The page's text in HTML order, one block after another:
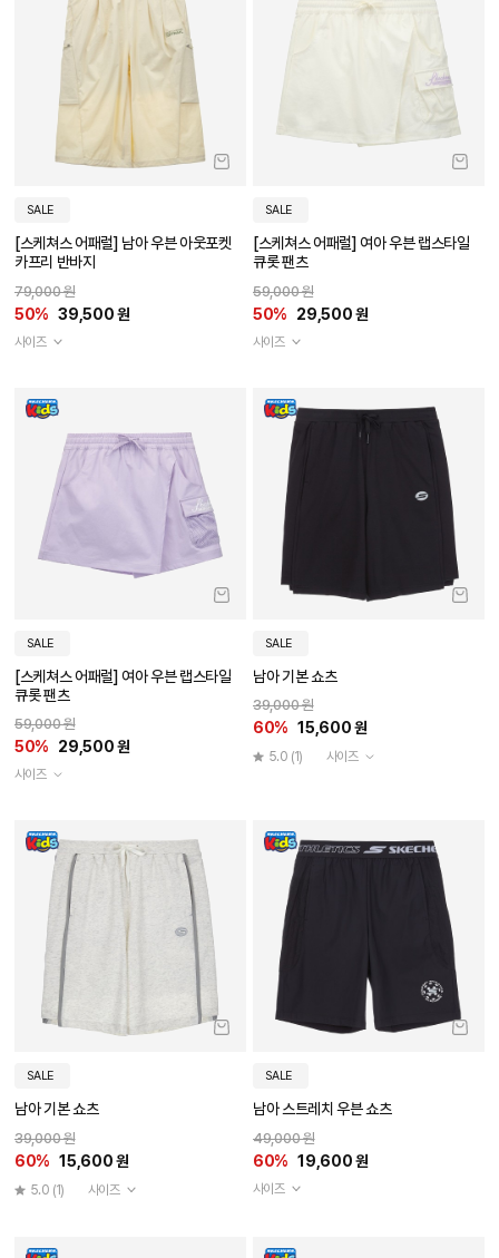
SALE
[스케쳐스 어패럴] 남아 우븐 아웃포켓
카프리 반바지
79,000 원
50% 39,500 원
사이즈
SALE
[스케쳐스 어패럴] 여아 우븐 랩스타일
큐롯 팬츠
59,000 원
50% 29,500 원
사이즈
SALE
[스케쳐스 어패럴] 여아 우븐 랩스타일
큐롯 팬츠
59,000 원
50% 29,500 원
사이즈
SALE
남아 기본 쇼츠
39,000 원
60% 15,600 원
5.0 (1) 사이즈
SALE
남아 기본 쇼츠
39,000 원
60% 15,600 원
5.0 (1) 사이즈
SALE
남아 스트레치 우븐 쇼츠
49,000 원
60% 19,600 원
사이즈